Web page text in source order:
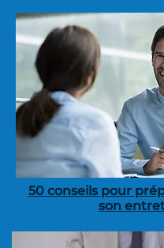
50 conseils pour
son